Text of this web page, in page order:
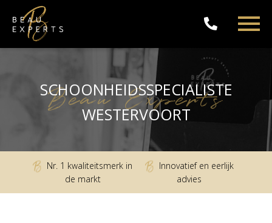
SCHOONHEIDSSPECIALISTE
WESTERVOORT
Beau Experts
Nr. 1 kwaliteitsmerk in
de markt
Innovatief en eerlijk
advies